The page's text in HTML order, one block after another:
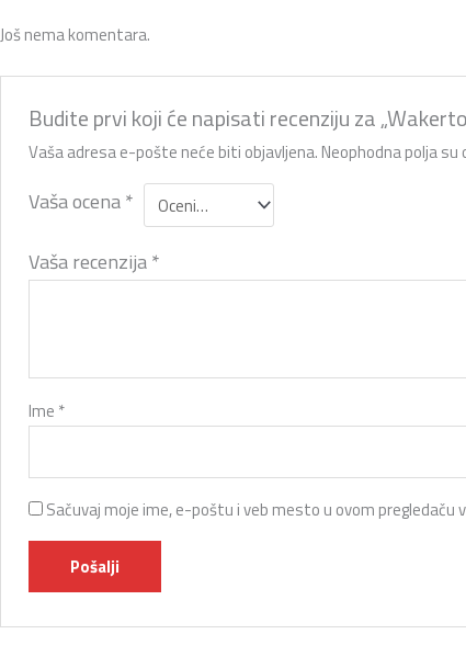
Još nema komentara.
Budite prvi koji će napisati recenziju za
Vaša adresa e-pošte neće biti objavljena. Neophodna polja su
Vaša ocena*
Vaša recenzija*
Ime *
Sačuvaj moje ime, e-poštu i veb mesto u ovom